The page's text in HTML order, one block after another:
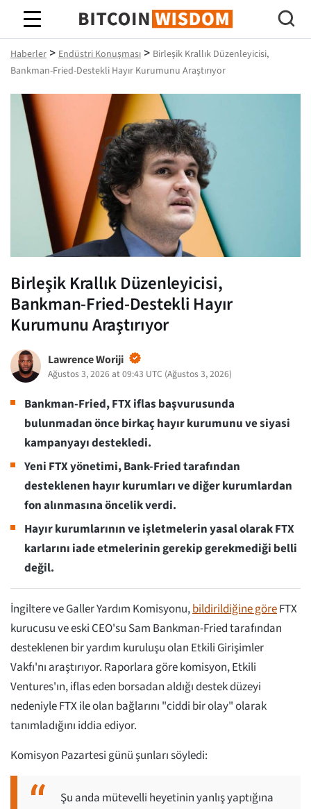
Bitcoin Bilgeliği
Haberler > Endüstri Konuşması > Birleşik Krallık Düzenleyicisi,
Bankman-Fried-Destekli Hayır Kurumunu Araştırıyor
Birleşik Krallık Düzenleyicisi,
Bankman-Fried-Destekli Hayır
Kurumunu Araştırıyor
Lawrence Woriji
Ağustos 3, 2026 at 09:43 UTC (Ağustos 3, 2026)
Bankman-Fried, FTX iflas başvurusunda
bulunmadan önce birkaç hayır kurumunu ve siyasi
kampanyayı destekledi.
Yeni FTX yönetimi, Bank-Fried tarafından
desteklenen hayır kurumları ve diğer kurumlardan
fon alınmasına öncelik verdi.
Hayır kurumlarının ve işletmelerin yasal olarak FTX
karlarını iade etmelerinin gerekip gerekmediği belli
değil.
İngiltere ve Galler Yardım Komisyonu,bildirildiğine göreFTX
kurucusu ve eski CEO'su Sam Bankman-Fried tarafından
desteklenen bir yardım kuruluşu olan Etkili Girişimler
Vakfı'nı araştırıyor. Raporlara göre komisyon, Etkili
Ventures'ın, iflas eden borsadan aldığı destek düzeyi
nedeniyle FTX ile olan bağlarını "ciddi bir olay" olarak
tanımladığını iddia ediyor.
Komisyon Pazartesi günü şunları söyledi:
Şu anda mütevelli heyetinin yanlış yaptığına